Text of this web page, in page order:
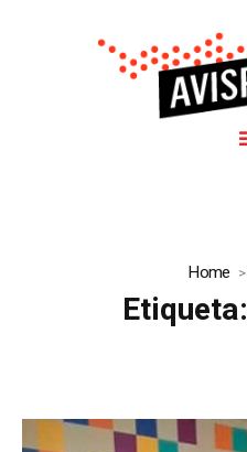
Home
Etiqueta: